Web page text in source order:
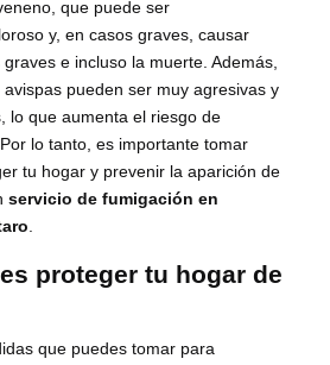
que puede ser
y, en casos graves, causar
e incluso la muerte. Además,
pueden ser muy agresivas y
lo que aumenta el riesgo de
lo tanto, es importante tomar
tu hogar y prevenir la aparición de
servicio de fumigación en
proteger tu hogar de
que puedes tomar para